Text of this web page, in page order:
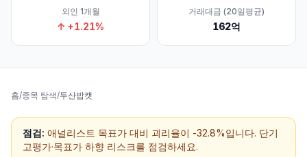
외인 1개월
↑ +1.21%
거래대금 (20일평균)
162억
홈/종목 탐색/두산밥캣
점검: 애널리스트 목표가 대비 괴리율이 -32.8%입니다. 단기
고평가·목표가 하향 리스크를 점검하세요.